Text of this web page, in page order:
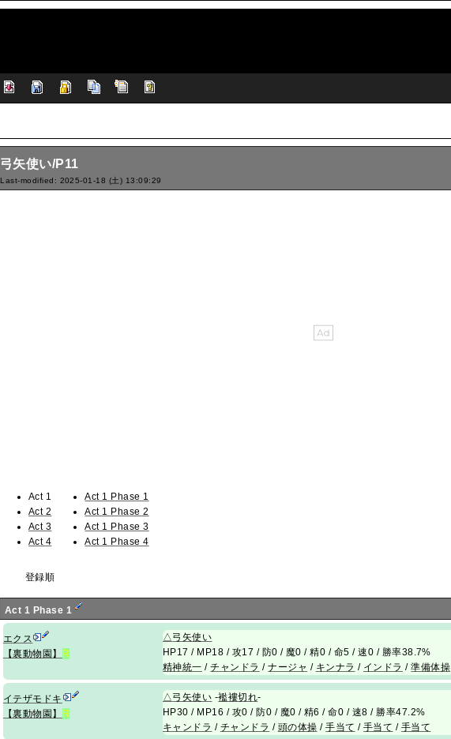
弓矢使い/P11
Last-modified: 2025-01-18 (土) 13:09:29
Act 1
Act 2
Act 3
Act 4
Act 1 Phase 1
Act 1 Phase 2
Act 1 Phase 3
Act 1 Phase 4
登録順
Act 1 Phase 1
エクス
【裏動物園】 R
△ 弓矢使い
HP17 / MP18 / 攻17 / 防0 / 魔0 / 精0 / 命5 / 速0 / 勝率38.7%
精神統一 /チャンドラ /ナージャ / キンナラ / インドラ /準備体操
イテザモドキ
【裏動物園】 R
△ 弓矢使い -襤褸切れ-
HP30 / MP16 / 攻0 / 防0 / 魔0 / 精6 / 命0 / 速8 / 勝率47.2%
キャンドラ / チャンドラ / 頭の体操 /手当て / 手当て / 手当て